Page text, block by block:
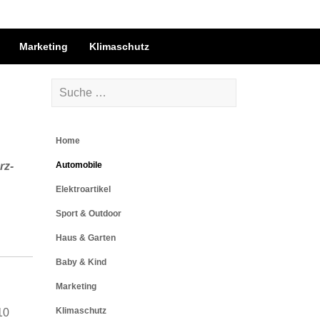
Marketing Klimaschutz
Home
Automobile
Elektroartikel
Sport & Outdoor
Haus & Garten
Baby & Kind
Marketing
Klimaschutz